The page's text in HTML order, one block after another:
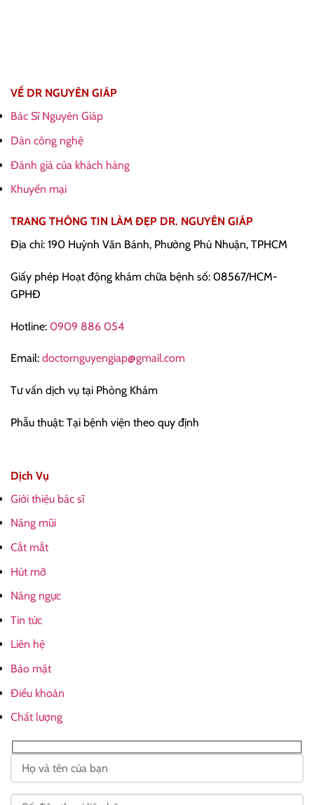
VỀ DR NGUYÊN GIÁP
Bác Sĩ Nguyên Giáp
Dàn công nghệ
Đánh giá của khách hàng
Khuyến mại
TRANG THÔNG TIN LÀM ĐẸP DR. NGUYÊN GIÁP
Địa chỉ: 190 Huỳnh Văn Bánh, Phường Phú Nhuận, TPHCM
Giấy phép Hoạt động khám chữa bệnh số: 08567/HCM-
GPHĐ
Hotline: 0909 886 054
Email: doctornguyengiap@gmail.com
Tư vấn dịch vụ tại Phòng Khám
Phẫu thuật: Tại bệnh viện theo quy định
Dịch Vụ
Giới thiệu bác sĩ
Nâng mũi
Cắt mắt
Hút mỡ
Nâng ngực
Tin tức
Liên hệ
Bảo mật
Điều khoản
Chất lượng